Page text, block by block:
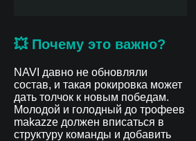
💥 Почему это важно?
NAVI давно не обновляли
состав, и такая рокировка может
дать толчок к новым победам.
Молодой и голодный до трофеев
makazze должен вписаться в
структуру команды и добавить